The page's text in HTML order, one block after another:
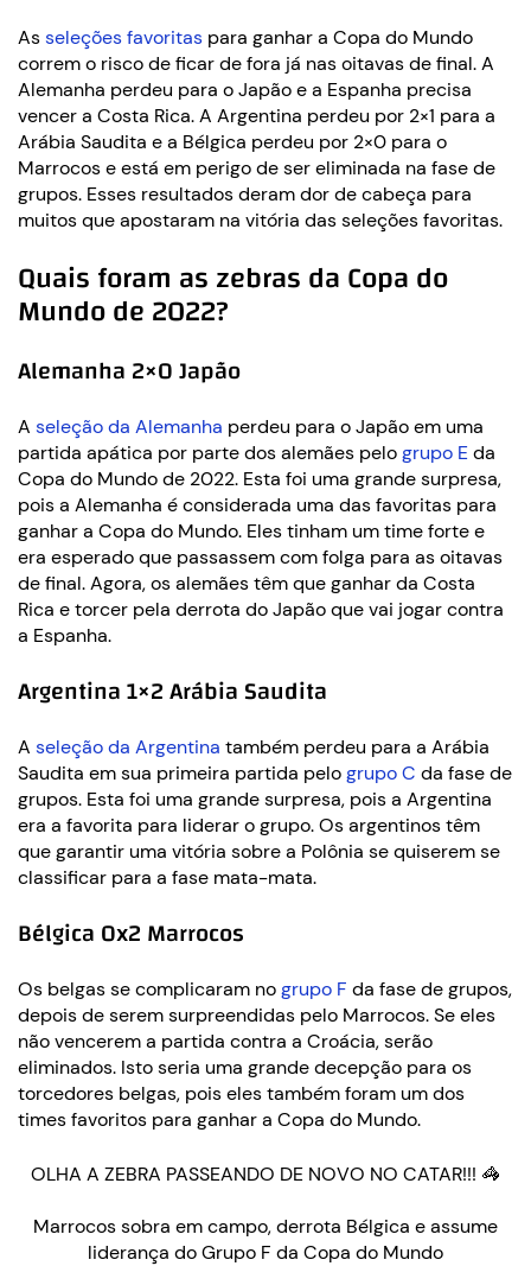
Asseleções favoritas para ganhar a Copa do Mundo
correm o risco de ficar de fora já nas oitavas de final. A
Alemanha perdeu para o Japão e a Espanha precisa
vencer a Costa Rica. A Argentina perdeu por 2×1 para a
Arábia Saudita e a Bélgica perdeu por 2×0 para o
Marrocos e está em perigo de ser eliminada na fase de
grupos. Esses resultados deram dor de cabeça para
muitos que apostaram na vitória das seleções favoritas.
Quais foram as zebras da Copa do
Mundo de 2022?
Alemanha 2×0 Japão
A seleção da Alemanha perdeu para o Japão em uma
partida apática por parte dos alemães pelogrupo Eda
Copa do Mundo de 2022. Esta foi uma grande surpresa,
pois a Alemanha é considerada uma das favoritas para
ganhar a Copa do Mundo. Eles tinham um time forte e
era esperado que passassem com folga para as oitavas
de final. Agora, os alemães têm que ganhar da Costa
Rica e torcer pela derrota do Japão que vai jogar contra
a Espanha.
Argentina 1×2 Arábia Saudita
A seleção da Argentina também perdeu para a Arábia
Saudita em sua primeira partida pelogrupo C da fase de
grupos. Esta foi uma grande surpresa, pois a Argentina
era a favorita para liderar o grupo. Os argentinos têm
que garantir uma vitória sobre a Polônia se quiserem se
classificar para a fase mata-mata.
Bélgica 0x2 Marrocos
Os belgas se complicaram nogrupo F da fase de grupos,
depois de serem surpreendidas pelo Marrocos. Se eles
não vencerem a partida contra a Croácia, serão
eliminados. Isto seria uma grande decepção para os
torcedores belgas, pois eles também foram um dos
times favoritos para ganhar a Copa do Mundo.
OLHA A ZEBRA PASSEANDO DE NOVO NO CATAR!!! 🦓
Marrocos sobra em campo, derrota Bélgica e assume
liderança do Grupo F da Copa do Mundo